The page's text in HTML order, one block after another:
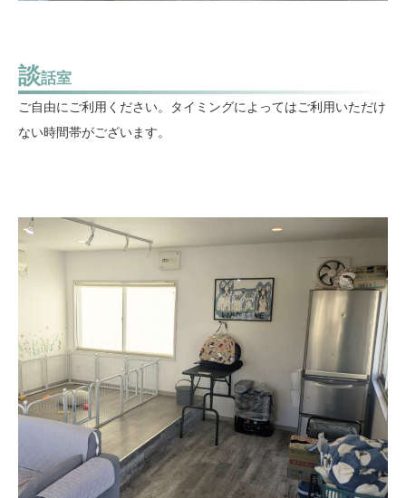
談話室
ご自由にご利用ください。タイミングによってはご利用いただけ
ない時間帯がございます。